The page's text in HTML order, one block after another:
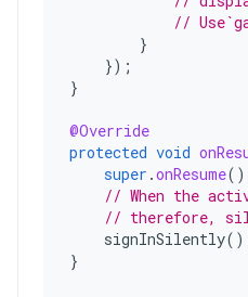
//
}
});
}
@Override
protected void
super .onResume
// When the
// therefore,
signInSilently
}